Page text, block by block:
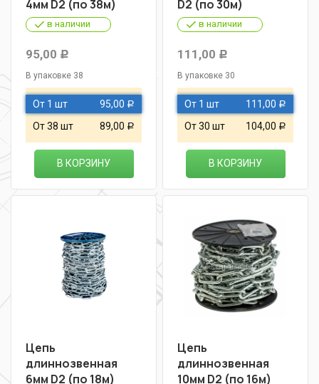
4мм D2 (по 38м)
в наличии
95,00 Р
В упаковке 38
От 1 шт 95,00 Р
От 38 шт 89,00 Р
В КОРЗИНУ
D2 (по 30м)
в наличии
111,00 Р
В упаковке 30
От 1 шт 111,00 Р
От 30 шт 104,00 Р
В КОРЗИНУ
Цепь
длиннозвенная
6мм D2 (по 18м)
Цепь
длиннозвенная
10мм D2 (по 16м)